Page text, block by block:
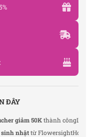
ĐÂY
50Kthành côngLê Thu Hà
từ FlowersightHoàng Đức